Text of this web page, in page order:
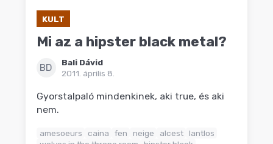
KULT
Mi az a hipster black metal?
BD
Bali Dávid
2011. április 8.
Gyorstalpaló mindenkinek, aki true, és aki
nem.
amesoeurs caina fen neige alcest lantlos